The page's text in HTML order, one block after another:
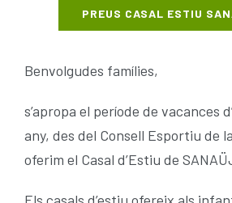
ACTIVITATS PADEL SANT GUIM 25-
ESCOLA PÁDEL CURS 25-26
ESCOLA BTT 2.0 CURS 25-26
TROBADA PROMOCIÓ BASQUET
PREUS CASAL ESTIU
Benvolgudes famílies,
s’apropa el període de vacances
any, des del Consell Esportiu de
oferim el Casal d’Estiu de
Els casals d’estiu ofereix als